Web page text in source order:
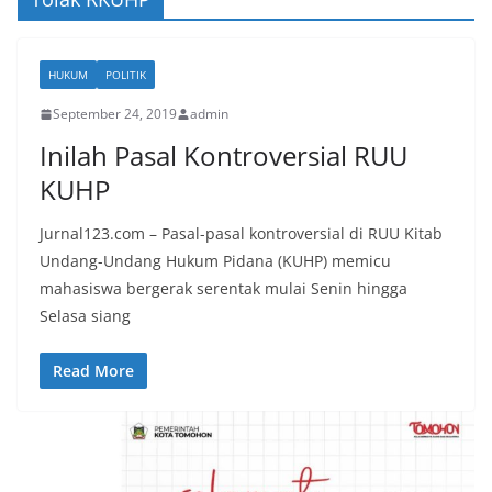
HUKUM POLITIK
September 24, 2019 admin
Inilah Pasal Kontroversial RUU
KUHP
Jurnal123.com – Pasal-pasal kontroversial di RUU Kitab
Undang-Undang Hukum Pidana (KUHP) memicu
mahasiswa bergerak serentak mulai Senin hingga
Selasa siang
Read More